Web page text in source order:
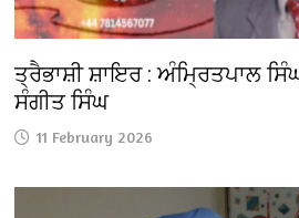
ਤ੍ਰੈਭਾਸ਼ੀ ਸ਼ਾਇਰ : ਅੰਮ੍ਰਿਤਪਾਲ
ਸੰਗੀਤ ਸਿੰਘ
11 February 2026